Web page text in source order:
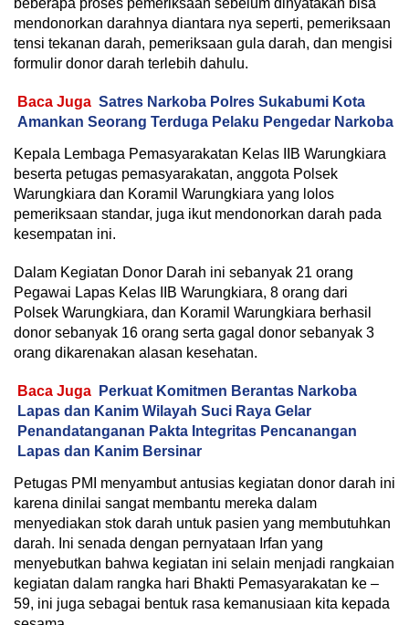
mendonorkan darahnya diantara nya seperti, pemeriksaan
tensi tekanan darah, pemeriksaan gula darah, dan mengisi
formulir donor darah terlebih dahulu.
Baca Juga Satres Narkoba Polres Sukabumi Kota
Amankan Seorang Terduga Pelaku Pengedar Narkoba
Kepala Lembaga Pemasyarakatan Kelas IIB Warungkiara
beserta petugas pemasyarakatan, anggota Polsek
Warungkiara dan Koramil Warungkiara yang lolos
pemeriksaan standar, juga ikut mendonorkan darah pada
kesempatan ini.
Dalam Kegiatan Donor Darah ini sebanyak 21 orang
Pegawai Lapas Kelas IIB Warungkiara, 8 orang dari
Polsek Warungkiara, dan Koramil Warungkiara berhasil
donor sebanyak 16 orang serta gagal donor sebanyak 3
orang dikarenakan alasan kesehatan.
Baca Juga
Perkuat Komitmen Berantas Narkoba
Lapas dan Kanim Wilayah Suci Raya Gelar
Penandatanganan Pakta Integritas Pencanangan
Lapas dan Kanim Bersinar
Petugas PMI menyambut antusias kegiatan donor darah ini
karena dinilai sangat membantu mereka dalam
menyediakan stok darah untuk pasien yang membutuhkan
darah. Ini senada dengan pernyataan Irfan yang
menyebutkan bahwa kegiatan ini selain menjadi rangkaian
kegiatan dalam rangka hari Bhakti Pemasyarakatan ke –
59, ini juga sebagai bentuk rasa kemanusiaan kita kepada